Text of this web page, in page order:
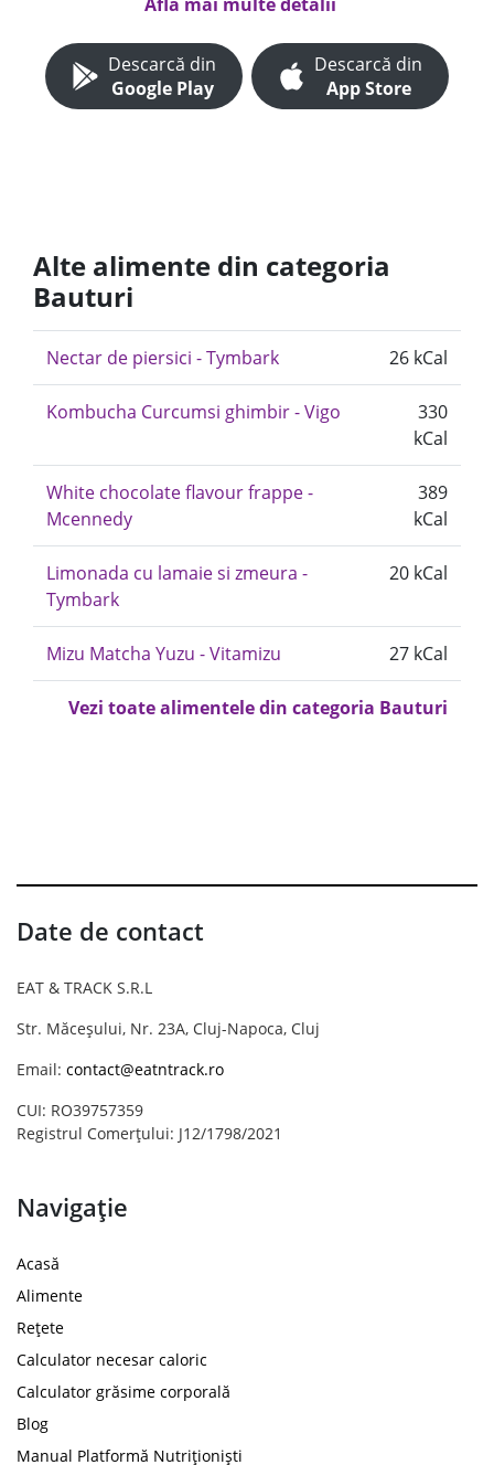
Descarcă din
Google Play
Descarcă din
App Store
Alte alimente din categoria
Bauturi
Nectar de piersici - Tymbark 26 kCal
Kombucha Curcumsi ghimbir - Vigo
330
kCal
White chocolate flavour frappe -
Mcennedy
389
kCal
Limonada cu lamaie si zmeura -
Tymbark
20 kCal
Mizu Matcha Yuzu - Vitamizu 27 kCal
Vezi toate alimentele din categoria Bauturi
Date de contact
EAT & TRACK S.R.L
Str. Măceșului, Nr. 23A, Cluj-Napoca, Cluj
Email: contact@eatntrack.ro
CUI: RO39757359
Registrul Comerțului: J12/1798/2021
Navigație
Acasă
Alimente
Rețete
Calculator necesar caloric
Calculator grăsime corporală
Blog
Manual Platformă Nutriționiști